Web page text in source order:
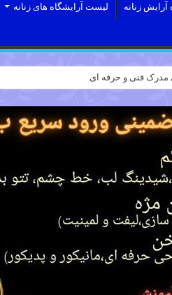
زنانه لیست آرایشگاه های زنانه
مدرک فنی و حرفه ای